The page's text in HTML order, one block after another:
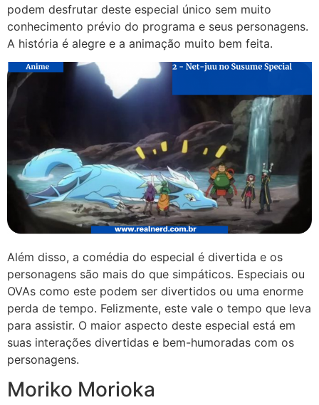
podem desfrutar deste especial único sem muito
conhecimento prévio do programa e seus personagens.
A história é alegre e a animação muito bem feita.
Além disso, a comédia do especial é divertida e os
personagens são mais do que simpáticos. Especiais ou
OVAs como este podem ser divertidos ou uma enorme
perda de tempo. Felizmente, este vale o tempo que leva
para assistir. O maior aspecto deste especial está em
suas interações divertidas e bem-humoradas com os
personagens.
Moriko Morioka